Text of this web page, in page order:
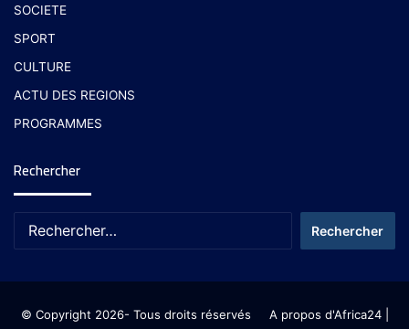
SOCIETE
SPORT
CULTURE
ACTU DES REGIONS
PROGRAMMES
Rechercher
© Copyright 2026- Tous droits réservés A propos d'Africa24|